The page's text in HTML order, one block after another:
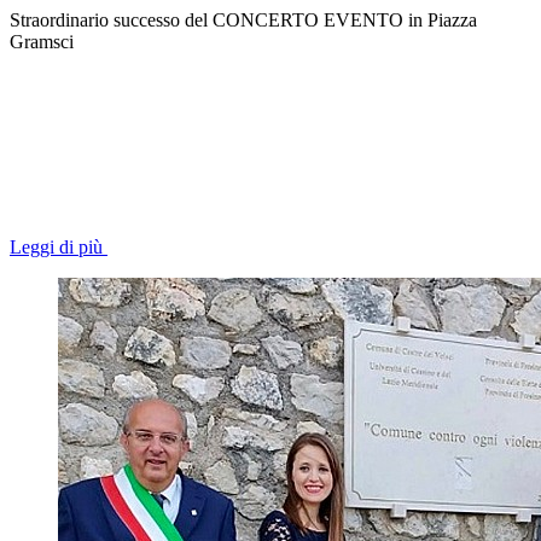
Straordinario successo del CONCERTO EVENTO in Piazza
Gramsci
Leggi di più